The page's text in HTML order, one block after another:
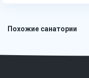
Похожие санатории